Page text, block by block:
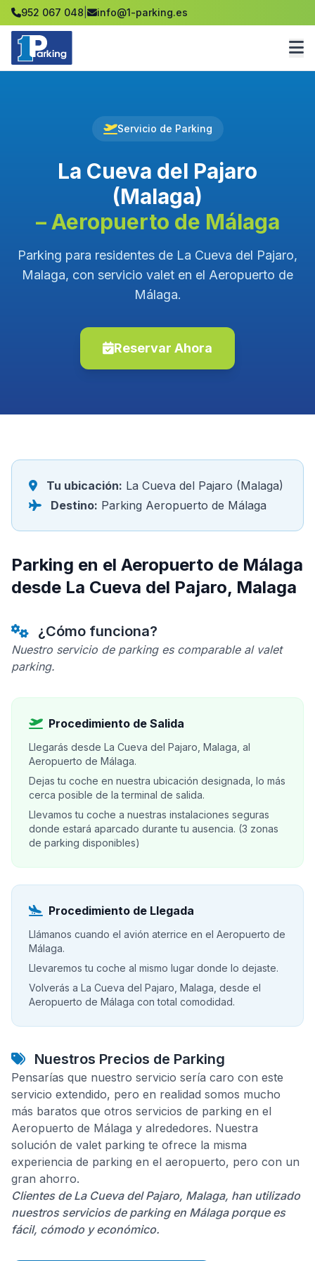
952 067 048 info@1-parking.es
Servicio de Parking
La Cueva del Pajaro
(Malaga)
– Aeropuerto de Málaga
Parking para residentes de La Cueva del Pajaro,
Malaga, con servicio valet en el Aeropuerto de
Málaga.
Reservar Ahora
Tu ubicación: La Cueva del Pajaro (Malaga)
Destino: Parking Aeropuerto de Málaga
Parking en el Aeropuerto de Málaga
desde La Cueva del Pajaro, Malaga
¿Cómo funciona?
Nuestro servicio de parking es comparable al valet
parking.
Procedimiento de Salida
Llegarás desde La Cueva del Pajaro, Malaga, al
Aeropuerto de Málaga.
Dejas tu coche en nuestra ubicación designada, lo más
cerca posible de la terminal de salida.
Llevamos tu coche a nuestras instalaciones seguras
donde estará aparcado durante tu ausencia. (3 zonas
de parking disponibles)
Procedimiento de Llegada
Llámanos cuando el avión aterrice en el Aeropuerto de
Málaga.
Llevaremos tu coche al mismo lugar donde lo dejaste.
Volverás a La Cueva del Pajaro, Malaga, desde el
Aeropuerto de Málaga con total comodidad.
Nuestros Precios de Parking
Pensarías que nuestro servicio sería caro con este
servicio extendido, pero en realidad somos mucho
más baratos que otros servicios de parking en el
Aeropuerto de Málaga y alrededores. Nuestra
solución de valet parking te ofrece la misma
experiencia de parking en el aeropuerto, pero con un
gran ahorro.
Clientes de La Cueva del Pajaro, Malaga, han utilizado
nuestros servicios de parking en Málaga porque es
fácil, cómodo y económico.